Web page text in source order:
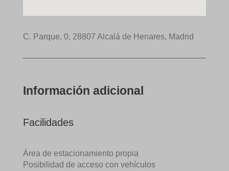
C. Parque, 0, 28807 Alcalá de Henares, Madrid
Información adicional
Facilidades
Área de estacionamiento propia
Posibilidad de acceso con vehículos